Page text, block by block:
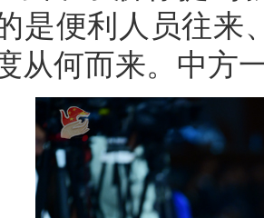
是便利人员往来
从何而来。中方